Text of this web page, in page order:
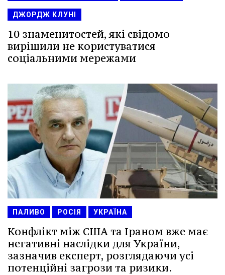
ДЖОРДЖ КЛУНІ
10 знаменитостей, які свідомо
вирішили не користуватися
соціальними мережами
ПАЛИВО РОСІЯ УКРАЇНА
Конфлікт між США та Іраном вже має
негативні наслідки для України,
зазначив експерт, розглядаючи усі
потенційні загрози та ризики.